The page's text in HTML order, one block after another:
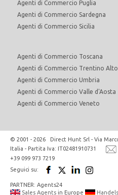
Agenti di Commercio Puglia
Agenti di Commercio Sardegna
Agenti di Commercio Sicilia
Agenti di Commercio Toscana
Agenti di Commercio Trentino Alto
Agenti di Commercio Umbria
Agenti di Commercio Valle d'Aosta
Agenti di Commercio Veneto
© 2001 - 2026 Direct Hunt Srl - Via
Italia - Partita Iva: IT02481910731
+39 099 973 7219
Seguici su:
PARTNER: Agents24
Sales Agents in Europe